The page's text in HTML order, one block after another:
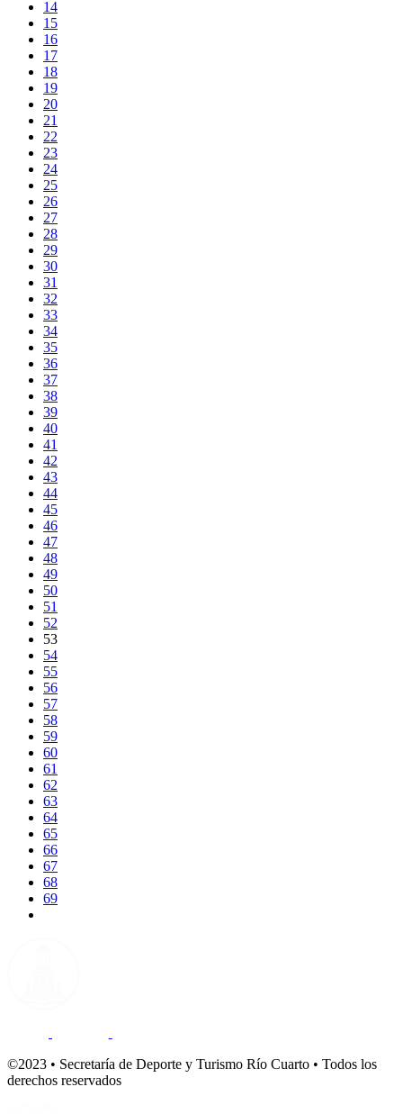
14
15
16
17
18
19
20
21
22
23
24
25
26
27
28
29
30
31
32
33
34
35
36
37
38
39
40
41
42
43
44
45
46
47
48
49
50
51
52
53
54
55
56
57
58
59
60
61
62
63
64
65
66
67
68
69
©2023 • Secretaría de Deporte y Turismo Río Cuarto • Todos los
derechos reservados